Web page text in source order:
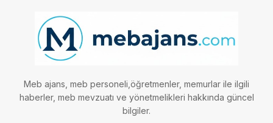
Meb ajans, meb personeli,öğretmenler, memurlar ile ilgili
haberler, meb mevzuatı ve yönetmelikleri hakkında güncel
bilgiler.